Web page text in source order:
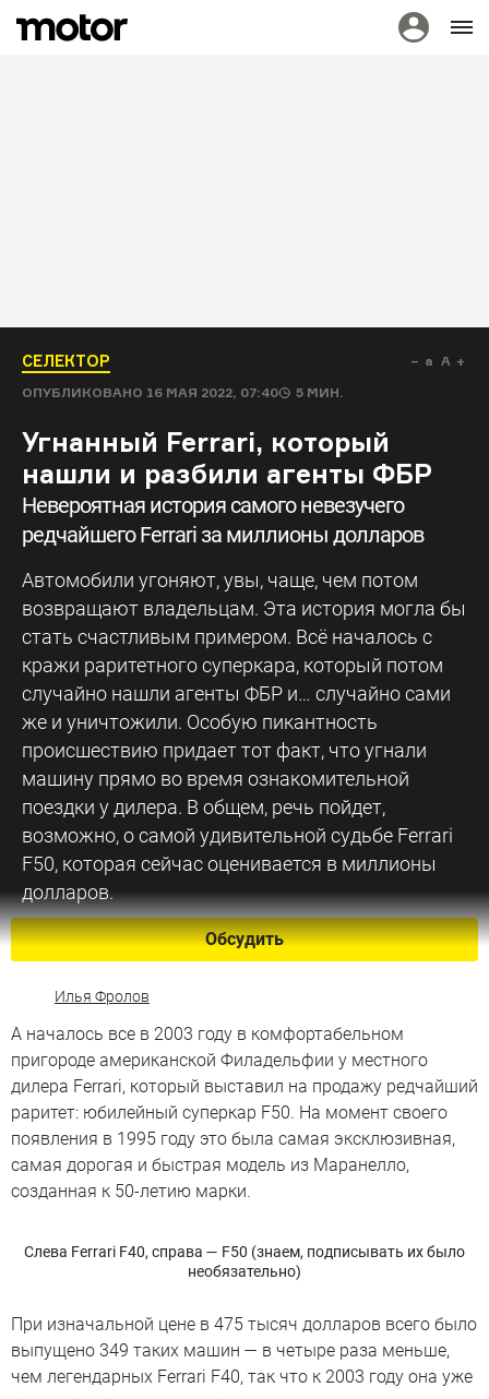
СЕЛЕКТОР
ОПУБЛИКОВАНО 16 МАЯ 2022, 07:40 5 МИН.
a A
Угнанный Ferrari, который
нашли и разбили агенты ФБР
Невероятная история самого невезучего
редчайшего Ferrari за миллионы долларов
Автомобили угоняют, увы, чаще, чем потом
возвращают владельцам. Эта история могла бы
стать счастливым примером. Всё началось с
кражи раритетного суперкара, который потом
случайно нашли агенты ФБР и… случайно сами
же и уничтожили. Особую пикантность
происшествию придает тот факт, что угнали
машину прямо во время ознакомительной
поездки у дилера. В общем, речь пойдет,
возможно, о самой удивительной судьбе Ferrari
F50, которая сейчас оценивается в миллионы
долларов.
Обсудить
Илья Фролов
А началось все в 2003 году в комфортабельном
пригороде американской Филадельфии у местного
дилера Ferrari, который выставил на продажу редчайший
раритет: юбилейный суперкар F50. На момент своего
появления в 1995 году это была самая эксклюзивная,
самая дорогая и быстрая модель из Маранелло,
созданная к 50-летию марки.
Слева Ferrari F40, справа — F50 (знаем, подписывать их было
необязательно)
При изначальной цене в 475 тысяч долларов всего было
выпущено 349 таких машин — в четыре раза меньше,
чем легендарных Ferrari F40, так что к 2003 году она уже